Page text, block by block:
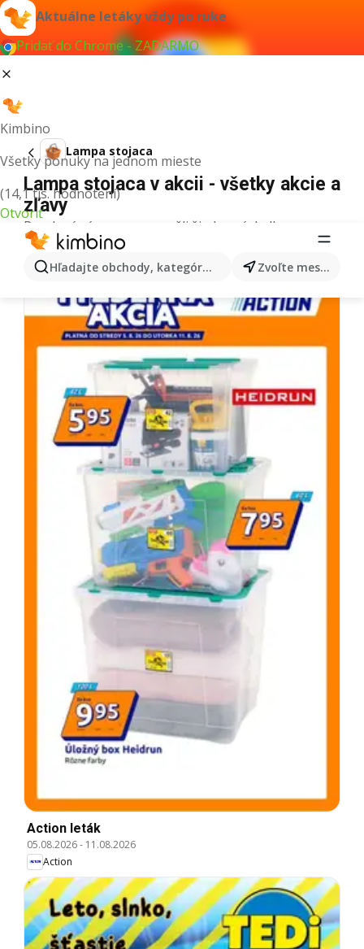
Aktuálne letáky vždy po ruke
Pridať do Chrome - ZADARMO
Kimbino
Všetky ponuky na jednom mieste
(14,1 tis. hodnotení)
Otvoriť
Hľadajte obchody, kategórie, produkty... Zvoľte mesto
Lampa stojaca
Lampa stojaca v akcii - všetky akcie a
zľavy
Pre daný výraz sme nenašli žiadne výsledky.
Ďalšie letáky z kategórie
Action leták
05.08.2026- 11.08.2026
Action